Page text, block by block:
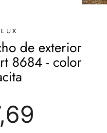
(ESC)
de exterior
8684 - color